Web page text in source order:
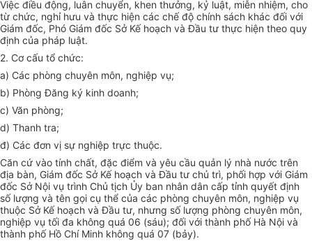
Việc điều động, luân chuyển, khen thưởng, kỷ luật, miễn nhiệm, cho
từ chức, nghỉ hưu và thực hiện các chế độ chính sách khác đối với
Giám đốc, Phó Giám đốc Sở Kế hoạch và Đầu tư thực hiện theo quy
định của pháp luật.
2. Cơ cấu tổ chức:
a) Các phòng chuyên môn, nghiệp vụ;
b) Phòng Đăng ký kinh doanh;
c) Văn phòng;
d) Thanh tra;
đ) Các đơn vị sự nghiệp trực thuộc.
Căn cứ vào tính chất, đặc điểm và yêu cầu quản lý nhà nước trên
địa bàn, Giám đốc Sở Kế hoạch và Đầu tư chủ trì, phối hợp với Giám
đốc Sở Nội vụ trình Chủ tịch Ủy ban nhân dân cấp tỉnh quyết định
số lượng và tên gọi cụ thể của các phòng chuyên môn, nghiệp vụ
thuộc Sở Kế hoạch và Đầu tư, nhưng số lượng phòng chuyên môn,
nghiệp vụ tối đa không quá 06 (sáu); đối với thành phố Hà Nội và
thành phố Hồ Chí Minh không quá 07 (bảy).